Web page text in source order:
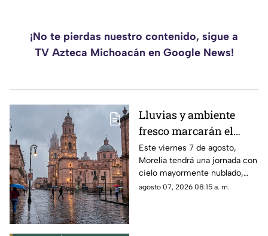
¡No te pierdas nuestro contenido, sigue a
TV Azteca Michoacán en Google News!
Lluvias y ambiente
fresco marcarán el
clima de este viernes
en Morelia
Este viernes 7 de agosto,
Morelia tendrá una jornada con
cielo mayormente nublado,
ambiente fresco durante la
agosto 07, 2026 08:15 a. m.